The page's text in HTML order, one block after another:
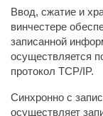
Ввод, сжатие и
винчестере
записанной
осуществляется
протокол TCP/IP.
Синхронно с
осуществляет